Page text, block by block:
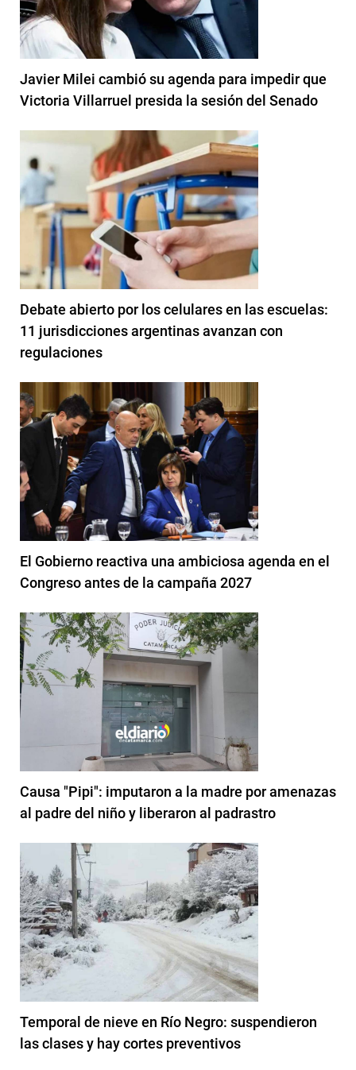
Javier Milei cambió su agenda para impedir que
Victoria Villarruel presida la sesión del Senado
Debate abierto por los celulares en las escuelas:
11 jurisdicciones argentinas avanzan con
regulaciones
El Gobierno reactiva una ambiciosa agenda en el
Congreso antes de la campaña 2027
Causa "Pipi": imputaron a la madre por amenazas
al padre del niño y liberaron al padrastro
Temporal de nieve en Río Negro: suspendieron
las clases y hay cortes preventivos